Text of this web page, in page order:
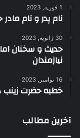
1 فوریه, 2023
نام پدر و نام
30 ژانویه, 2023
حدیث و سخنان
نیازمندان
16 نوامبر, 2023
خطبه حضرت زینب
آخرین مطالب